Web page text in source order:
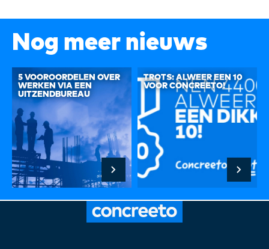
Nog meer nieuws
5 VOOROORDELEN OVER
WERKEN VIA EEN
UITZENDBUREAU
TROTS: ALWEER EEN 10
VOOR CONCREETO!